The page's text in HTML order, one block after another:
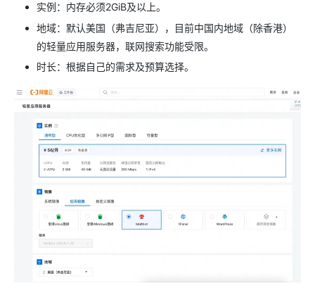
实例：内存必须2GiB及以上。
地域：默认美国（弗吉尼亚），目前中国内地域（除香港）
的轻量应用服务器，联网搜索功能受限。
时长：根据自己的需求及预算选择。